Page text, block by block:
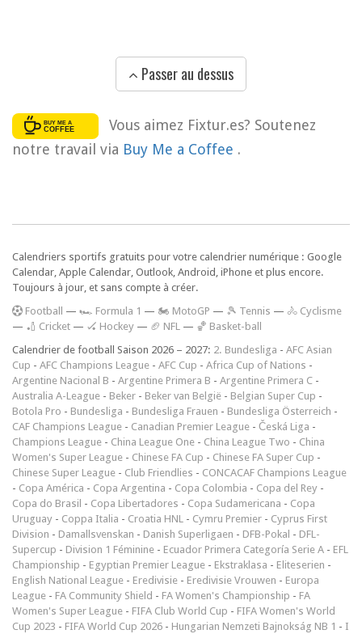
Passer au dessus
Vous aimez Fixtur.es? Soutenez
notre travail via Buy Me a Coffee .
Calendriers sportifs gratuits pour votre calendrier numérique : Google
Calendar, Apple Calendar, Outlook, Android, iPhone et plus encore.
Toujours à jour, et sans compte à créer.
Football — 🏎️ Formula 1 — 🏍 MotoGP — 🎾 Tennis — 🚴 Cyclisme
— 🏏 Cricket — 🏑 Hockey — 🏈 NFL — 🏀 Basket-ball
Calendrier de football Saison 2026 – 2027: 2. Bundesliga - AFC Asian
Cup - AFC Champions League - AFC Cup - Africa Cup of Nations -
Argentine Nacional B - Argentine Primera B - Argentine Primera C -
Australia A-League - Beker - Beker van België - Belgian Super Cup -
Botola Pro - Bundesliga - Bundesliga Frauen - Bundesliga Österreich -
CAF Champions League - Canadian Premier League - Česká Liga -
Champions League - China League One - China League Two - China
Women's Super League - Chinese FA Cup - Chinese FA Super Cup -
Chinese Super League - Club Friendlies - CONCACAF Champions League
- Copa América - Copa Argentina - Copa Colombia - Copa del Rey -
Copa do Brasil - Copa Libertadores - Copa Sudamericana - Copa
Uruguay - Coppa Italia - Croatia HNL - Cymru Premier - Cyprus First
Division - Damallsvenskan - Danish Superligaen - DFB-Pokal - DFL-
Supercup - Division 1 Féminine - Ecuador Primera Categoría Serie A - EFL
Championship - Egyptian Premier League - Ekstraklasa - Eliteserien -
English National League - Eredivisie - Eredivisie Vrouwen - Europa
League - FA Community Shield - FA Women's Championship - FA
Women's Super League - FIFA Club World Cup - FIFA Women's World
Cup 2023 - FIFA World Cup 2026 - Hungarian Nemzeti Bajnokság NB 1 - I